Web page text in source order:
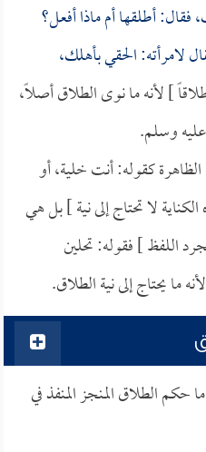
أطلقها أم ماذا أفعل؟
لامرأته: الحقي بأهلك،
] لأنه ما نوى الطلاق أصلاً،
وسلم.
الظاهرة كقوله: أنت خلية، أو
لا تحتاج إلى نية ] بل هي
اللفظ ] فقوله: تحلين
ما يحتاج إلى نية الطلاق.
حكم الطلاق المنجز المنفذ في